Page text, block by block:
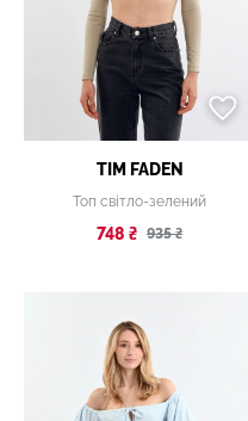
TIM FADEN
Топ світло-зелений
748 ₴ 935 ₴